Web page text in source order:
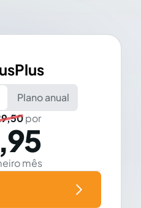
Plano anual
por
mês